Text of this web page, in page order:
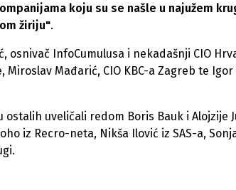
koju su se našle u najužem
žiriju".
osnivač InfoCumulusa i nekadašnji CIO
Miroslav Mađarić, CIO KBC-a Zagreb te
uveličali redom Boris Bauk i Alojzije
iz Recro-neta, Nikša Ilović iz SAS-a,